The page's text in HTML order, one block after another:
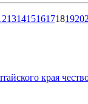
1314151617181920
края